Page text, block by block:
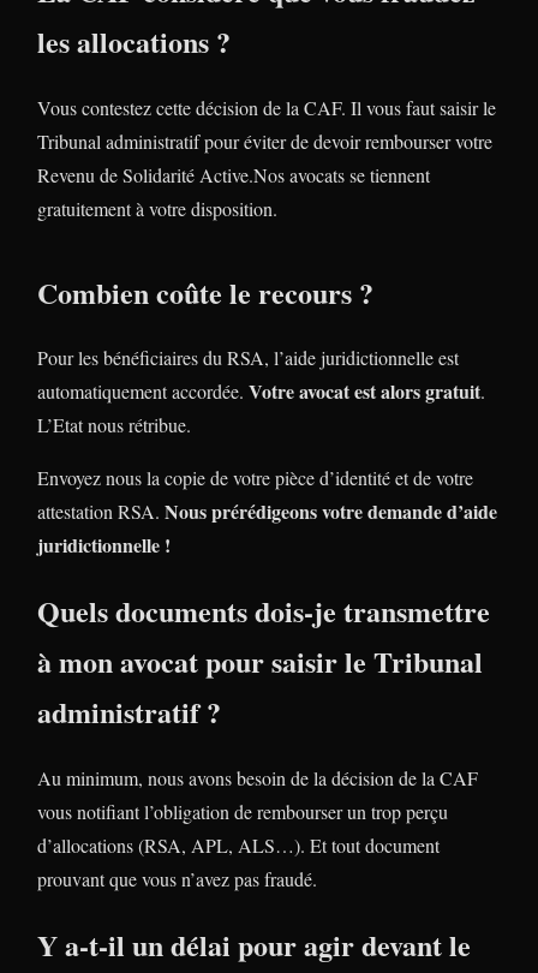
les allocations ?
Vous contestez cette décision de la CAF. Il vous faut saisir le
Tribunal administratif pour éviter de devoir rembourser votre
Revenu de Solidarité Active.Nos avocats se tiennent
gratuitement à votre disposition.
Combien coûte le recours ?
Pour les bénéficiaires du RSA, l’aide juridictionnelle est
automatiquement accordée. Votre avocat est alors gratuit.
L’Etat nous rétribue.
Envoyez nous la copie de votre pièce d’identité et de votre
attestation RSA. Nous prérédigeons votre demande d’aide
juridictionnelle !
Quels documents dois-je transmettre
à mon avocat pour saisir le Tribunal
administratif ?
Au minimum, nous avons besoin de la décision de la CAF
vous notifiant l’obligation de rembourser un trop perçu
d’allocations (RSA, APL, ALS…). Et tout document
prouvant que vous n’avez pas fraudé.
Y a-t-il un délai pour agir devant le